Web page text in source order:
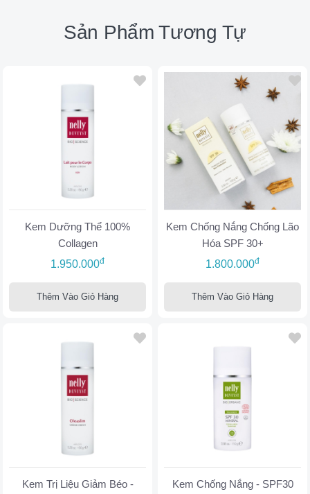
Sản Phẩm Tương Tự
Kem Dưỡng Thể 100%
Collagen
1.950.000đ
Thêm Vào Giỏ Hàng
Kem Chống Nắng Chống Lão
Hóa SPF 30+
1.800.000đ
Thêm Vào Giỏ Hàng
Kem Trị Liệu Giảm Béo -
Kem Chống Nắng - SPF30